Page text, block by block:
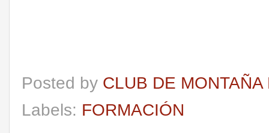
Posted by CLUB DE MONTAÑA
Labels: FORMACIÓN